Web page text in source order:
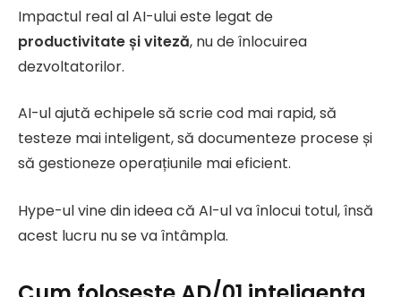
Impactul real al AI-ului este legat de
productivitate și viteză, nu de înlocuirea
dezvoltatorilor.
AI-ul ajută echipele să scrie cod mai rapid, să
testeze mai inteligent, să documenteze procese și
să gestioneze operațiunile mai eficient.
Hype-ul vine din ideea că AI-ul va înlocui totul, însă
acest lucru nu se va întâmpla.